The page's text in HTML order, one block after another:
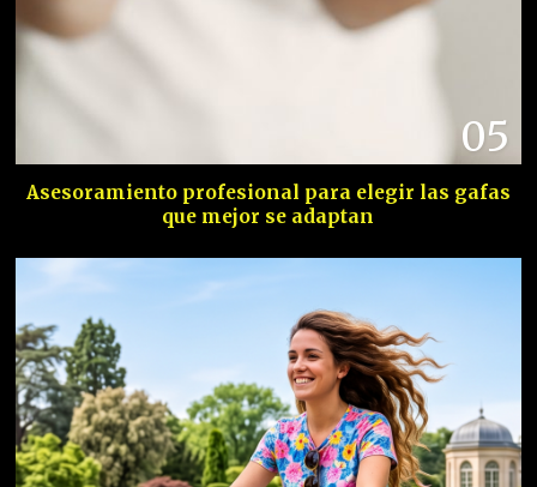
05
Asesoramiento profesional para elegir las gafas
que mejor se adaptan